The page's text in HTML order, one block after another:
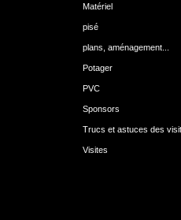
Matériel
pisé
plans, aménagement...
Potager
PVC
Sponsors
Trucs et astuces des
Visites